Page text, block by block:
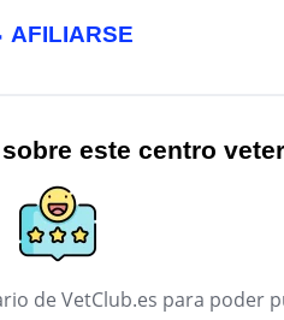
AFILIARSE
este centro
de VetClub.es para poder